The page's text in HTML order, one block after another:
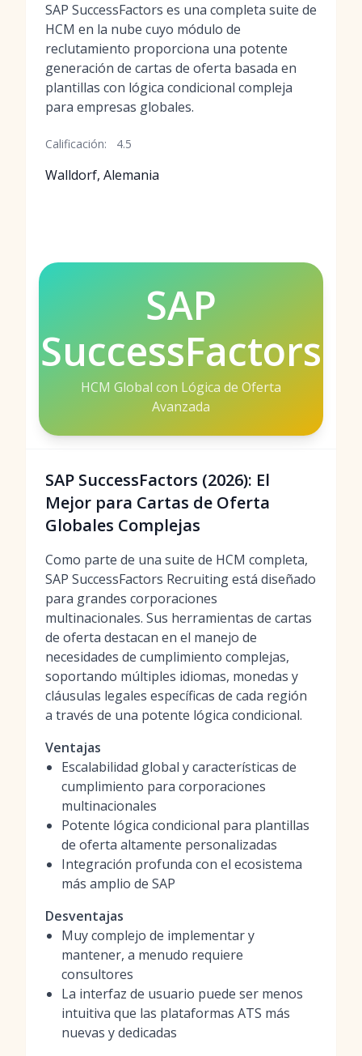
SAP SuccessFactors es una completa suite de
HCM en la nube cuyo módulo de
reclutamiento proporciona una potente
generación de cartas de oferta basada en
plantillas con lógica condicional compleja
para empresas globales.
Calificación: 4.5
Walldorf, Alemania
SAP
SuccessFactors
HCM Global con Lógica de Oferta
Avanzada
SAP SuccessFactors (2026): El
Mejor para Cartas de Oferta
Globales Complejas
Como parte de una suite de HCM completa,
SAP SuccessFactors Recruiting está diseñado
para grandes corporaciones
multinacionales. Sus herramientas de cartas
de oferta destacan en el manejo de
necesidades de cumplimiento complejas,
soportando múltiples idiomas, monedas y
cláusulas legales específicas de cada región
a través de una potente lógica condicional.
Ventajas
Escalabilidad global y características de
cumplimiento para corporaciones
multinacionales
Potente lógica condicional para plantillas
de oferta altamente personalizadas
Integración profunda con el ecosistema
más amplio de SAP
Desventajas
Muy complejo de implementar y
mantener, a menudo requiere
consultores
La interfaz de usuario puede ser menos
intuitiva que las plataformas ATS más
nuevas y dedicadas